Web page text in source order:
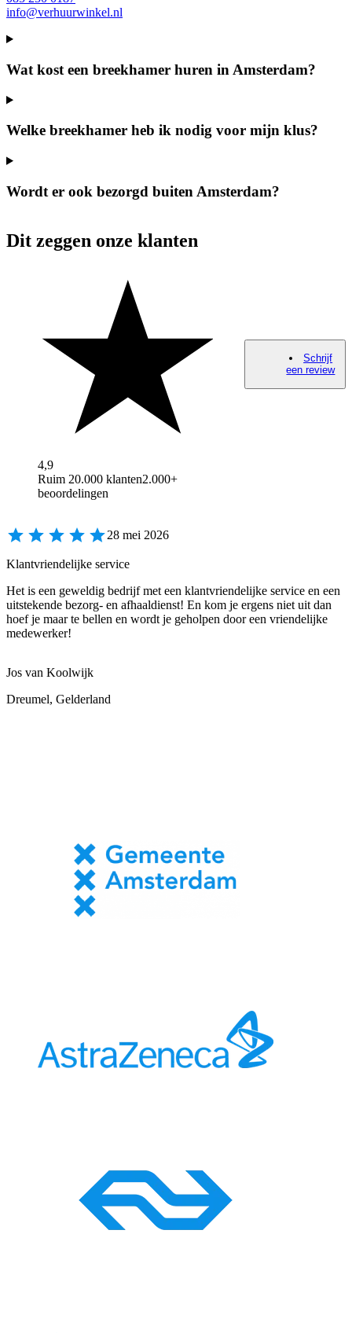
info@verhuurwinkel.nl
Wat kost een breekhamer huren in Amsterdam?
Welke breekhamer heb ik nodig voor mijn klus?
Wordt er ook bezorgd buiten Amsterdam?
Dit zeggen onze klanten
4,9
Ruim 20.000 klanten2.000+
beoordelingen
Schrijf
een review
28 mei 2026
Klantvriendelijke service
Het is een geweldig bedrijf met een klantvriendelijke service en een
uitstekende bezorg- en afhaaldienst! En kom je ergens niet uit dan
hoef je maar te bellen en wordt je geholpen door een vriendelijke
medewerker!
Jos van Koolwijk
Dreumel, Gelderland